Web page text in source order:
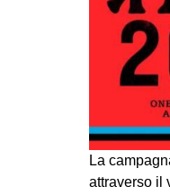
La
attraverso il